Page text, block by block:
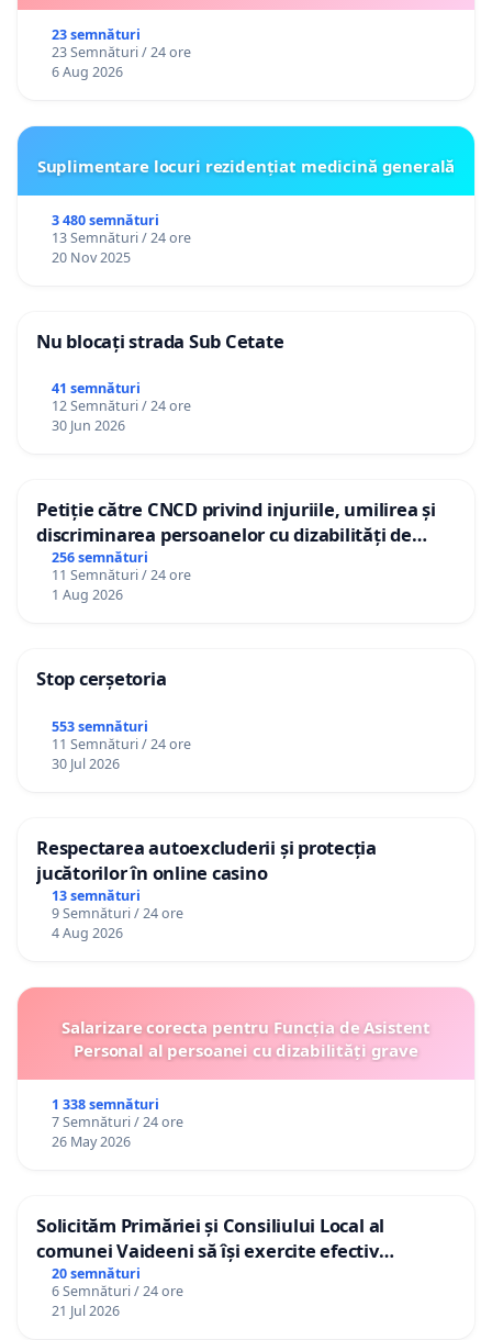
23 semnături
23 Semnături / 24 ore
6 Aug 2026
Suplimentare locuri rezidențiat medicină generală
3 480 semnături
13 Semnături / 24 ore
20 Nov 2025
Nu blocați strada Sub Cetate
41 semnături
12 Semnături / 24 ore
30 Jun 2026
Petiție către CNCD privind injuriile, umilirea și
discriminarea persoanelor cu dizabilități de
către utilizatorul TikTok „Gorici”
256 semnături
11 Semnături / 24 ore
1 Aug 2026
Stop cerșetoria
553 semnături
11 Semnături / 24 ore
30 Jul 2026
Respectarea autoexcluderii și protecția
jucătorilor în online casino
13 semnături
9 Semnături / 24 ore
4 Aug 2026
Salarizare corecta pentru Funcția de Asistent
Personal al persoanei cu dizabilități grave
1 338 semnături
7 Semnături / 24 ore
26 May 2026
Solicităm Primăriei și Consiliului Local al
comunei Vaideeni să își exercite efectiv
atribuțiile legale și să reprezinte interesele
cetățenilor în raport cu APAVIL S.A, operatorul
serviciului de apă!
20 semnături
6 Semnături / 24 ore
21 Jul 2026